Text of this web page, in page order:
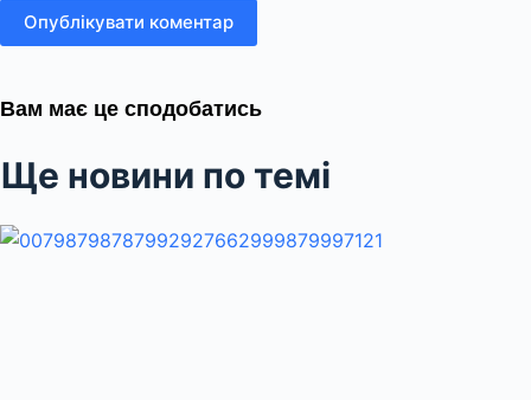
Опублікувати коментар
Вам має це сподобатись
Ще новини по темі